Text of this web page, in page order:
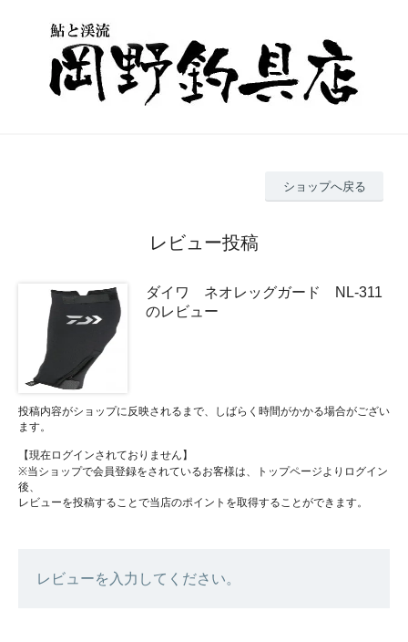
ショップへ戻る
レビュー投稿
ダイワ ネオレッグガード NL-311
のレビュー
投稿内容がショップに反映されるまで、しばらく時間がかかる場合がござい
ます。
【現在ログインされておりません】
※当ショップで会員登録をされているお客様は、トップページよりログイン
後、
レビューを投稿することで当店のポイントを取得することができます。
レビューを入力してください。